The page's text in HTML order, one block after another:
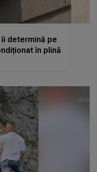
determină pe
în plină